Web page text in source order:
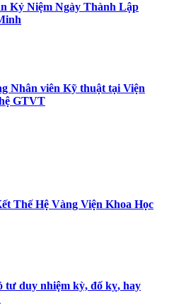
Kỷ Niệm Ngày Thành Lập
Nhân viên Kỹ thuật tại Viện
GTVT
Thế Hệ Vàng Viện Khoa Học
duy nhiệm kỳ, đố kỵ, hay